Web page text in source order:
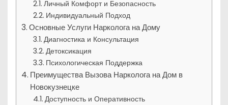
Личный Комфорт и Безопасность
Индивидуальный Подход
Основные Услуги Нарколога на Дому
Диагностика и Консультация
Детоксикация
Психологическая Поддержка
Преимущества Вызова Нарколога на Дом в
Новокузнецке
Доступность и Оперативность